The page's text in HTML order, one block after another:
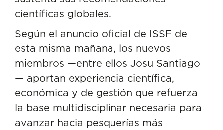
científicas globales.
Según el anuncio oficial de ISSF de
esta misma mañana, los nuevos
miembros —entre ellos Josu Santiago
— aportan experiencia científica,
económica y de gestión que refuerza
la base multidisciplinar necesaria para
avanzar hacia pesquerías más